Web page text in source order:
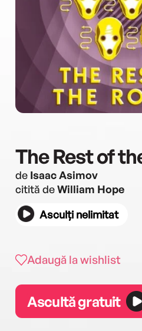
The Rest of
de Isaac Asimov
citită deWilliam Hope
Asculți nelimitat
Adaugă la wishlist
Ascultă gratuit